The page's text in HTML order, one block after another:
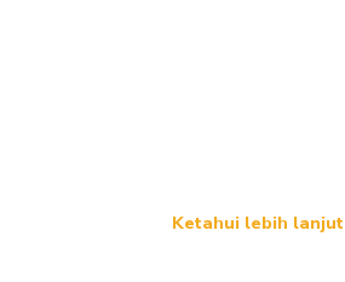
Ketahui lebih lanjut